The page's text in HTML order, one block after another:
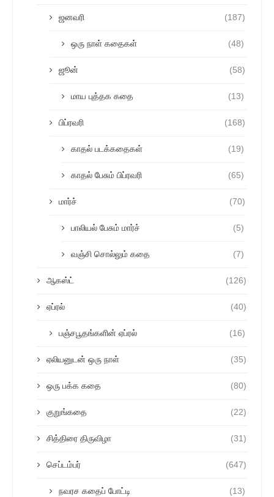
ஜனவரி (187)
ஒரு நாள் கதைகள் (48)
ஜூன் (58)
மாய புத்தக கதை (13)
பிப்ரவரி (168)
காதல் படக்கதைகள் (19)
காதல் பேசும் பிப்ரவரி (65)
மார்ச் (70)
பாலியல் பேசும் மார்ச் (5)
வஞ்சி சொல்லும் கதை (7)
ஆகஸ்ட் (126)
ஏப்ரல் (40)
பஞ்சபூதங்களின் ஏப்ரல் (16)
ஏலியனுடன் ஒரு நாள் (35)
ஒரு பக்க கதை (80)
குறுங்கதை (22)
சித்திரை திருவிழா (31)
செப்டம்பர் (647)
நவரச கதைப் போட்டி (13)